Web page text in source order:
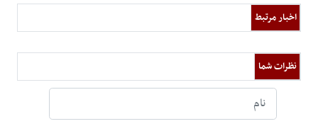
اخبار مرتبط
نظرات شما